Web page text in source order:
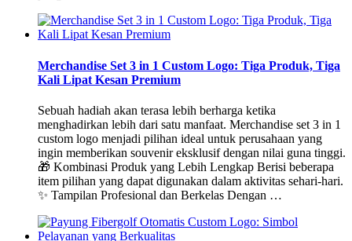
Merchandise Set 3 in 1 Custom Logo: Tiga Produk, Tiga
Kali Lipat Kesan Premium
Sebuah hadiah akan terasa lebih berharga ketika
menghadirkan lebih dari satu manfaat. Merchandise set 3 in 1
custom logo menjadi pilihan ideal untuk perusahaan yang
ingin memberikan souvenir eksklusif dengan nilai guna tinggi.
🎁 Kombinasi Produk yang Lebih Lengkap Berisi beberapa
item pilihan yang dapat digunakan dalam aktivitas sehari-hari.
✨ Tampilan Profesional dan Berkelas Dengan …